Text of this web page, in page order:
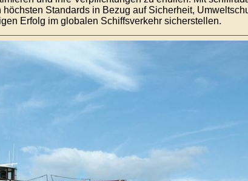
Standards in Bezug auf Sicherheit,
Erfolg im globalen Schiffsverkehr sicherstellen.